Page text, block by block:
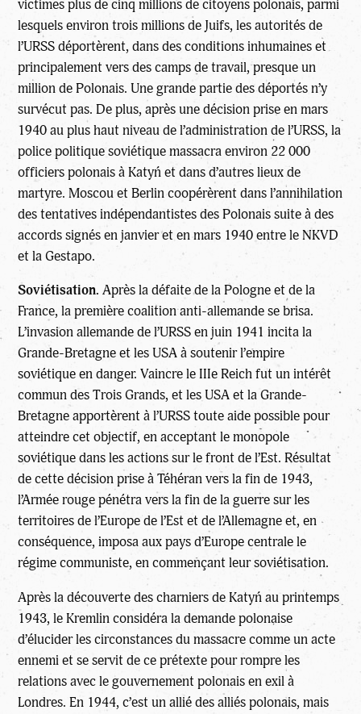
victimes plus de cinq millions de citoyens polonais, parmi
lesquels environ trois millions de Juifs, les autorités de
l’URSS déportèrent, dans des conditions inhumaines et
principalement vers des camps de travail, presque un
million de Polonais. Une grande partie des déportés n’y
survécut pas. De plus, après une décision prise en mars
1940 au plus haut niveau de l’administration de l’URSS, la
police politique soviétique massacra environ 22 000
officiers polonais à Katyń et dans d’autres lieux de
martyre. Moscou et Berlin coopérèrent dans l’annihilation
des tentatives indépendantistes des Polonais suite à des
accords signés en janvier et en mars 1940 entre le NKVD
et la Gestapo.
Soviétisation. Après la défaite de la Pologne et de la
France, la première coalition anti-allemande se brisa.
L’invasion allemande de l’URSS en juin 1941 incita la
Grande-Bretagne et les USA à soutenir l’empire
soviétique en danger. Vaincre le IIIe Reich fut un intérêt
commun des Trois Grands, et les USA et la Grande-
Bretagne apportèrent à l’URSS toute aide possible pour
atteindre cet objectif, en acceptant le monopole
soviétique dans les actions sur le front de l’Est. Résultat
de cette décision prise à Téhéran vers la fin de 1943,
l’Armée rouge pénétra vers la fin de la guerre sur les
territoires de l’Europe de l’Est et de l’Allemagne et, en
conséquence, imposa aux pays d’Europe centrale le
régime communiste, en commençant leur soviétisation.
Après la découverte des charniers de Katyń au printemps
1943, le Kremlin considéra la demande polonaise
d’élucider les circonstances du massacre comme un acte
ennemi et se servit de ce prétexte pour rompre les
relations avec le gouvernement polonais en exil à
Londres. En 1944, c’est un allié des alliés polonais, mais